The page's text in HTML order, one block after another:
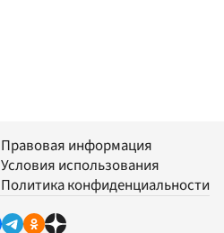
Правовая информация
Условия использования
Политика конфиденциальности